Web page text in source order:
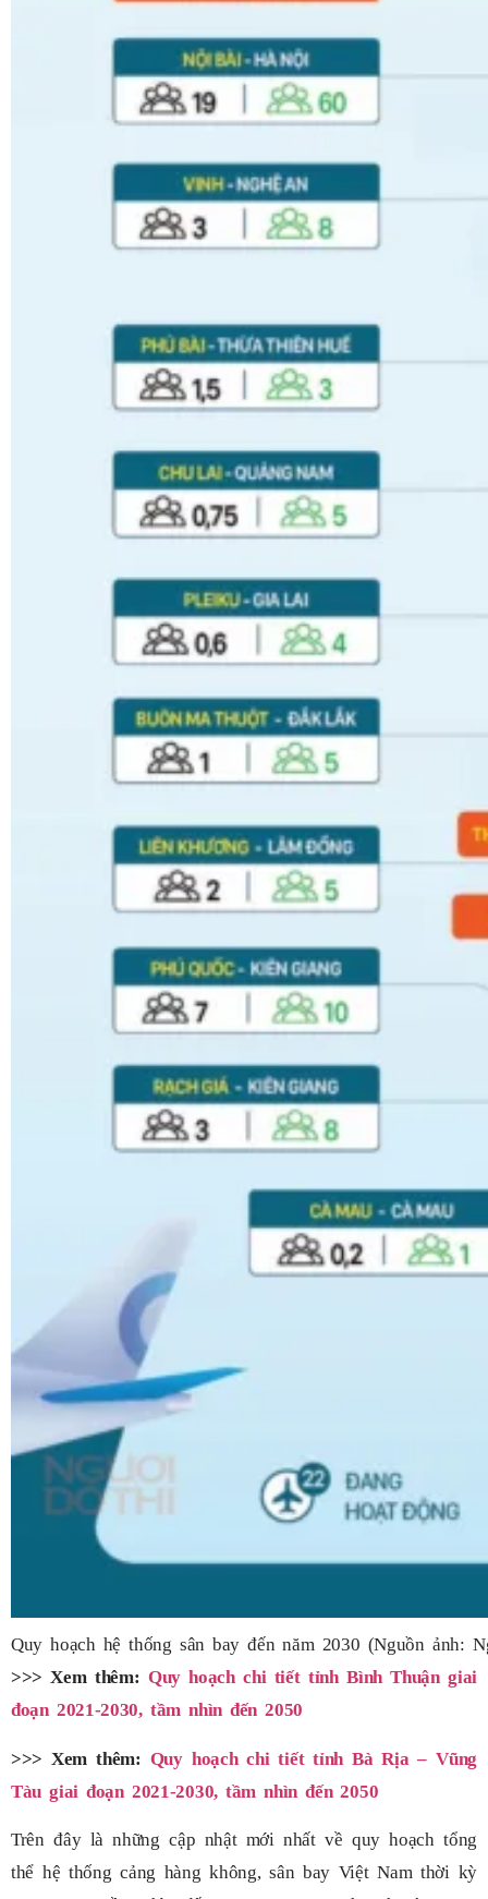
Quy hoạch hệ thống sân bay đến năm 2030 (Nguồn ảnh:
>>> Xem thêm: Quy hoạch chi tiết tỉnh Bình Thuận giai
đoạn 2021-2030, tầm nhìn đến 2050
>>> Xem thêm: Quy hoạch chi tiết tỉnh Bà Rịa – Vũng
Tàu giai đoạn 2021-2030, tầm nhìn đến 2050
Trên đây là những cập nhật mới nhất về quy hoạch tổng
thể hệ thống cảng hàng không, sân bay Việt Nam thời kỳ